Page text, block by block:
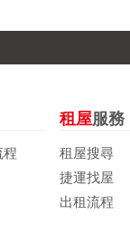
程
租屋服務
租屋搜尋
捷運找屋
出租流程